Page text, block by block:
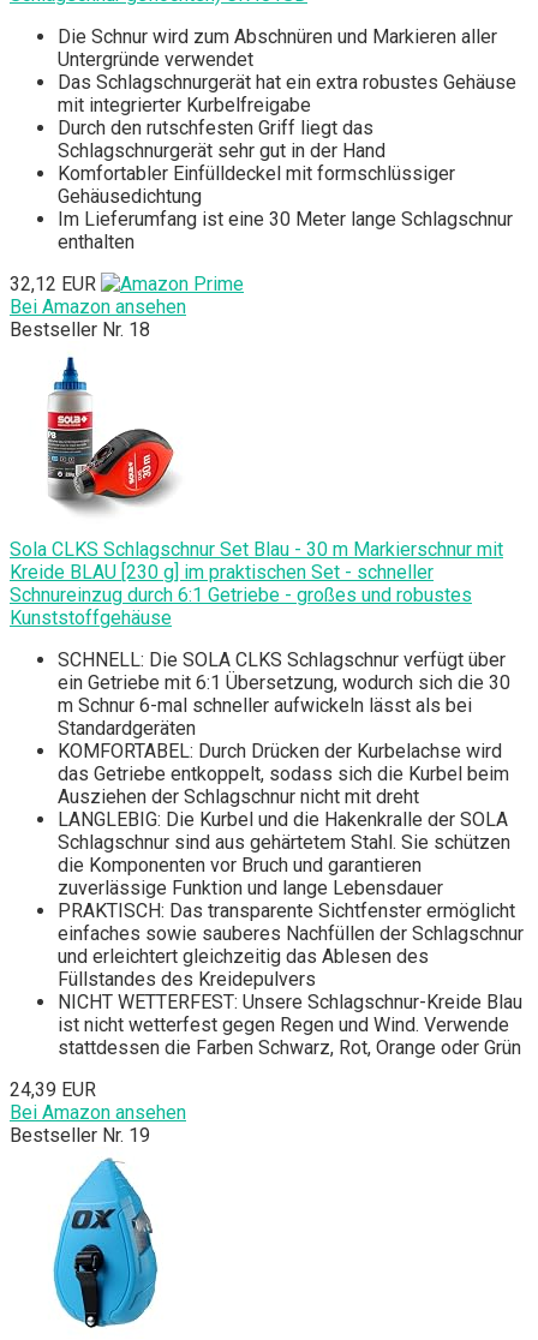
Die Schnur wird zum Abschnüren und Markieren aller
Untergründe verwendet
Das Schlagschnurgerät hat ein extra robustes Gehäuse
mit integrierter Kurbelfreigabe
Durch den rutschfesten Griff liegt das
Schlagschnurgerät sehr gut in der Hand
Komfortabler Einfülldeckel mit formschlüssiger
Gehäusedichtung
Im Lieferumfang ist eine 30 Meter lange Schlagschnur
enthalten
32,12 EUR
Bei Amazon ansehen
Bestseller Nr. 18
Sola CLKS Schlagschnur Set Blau - 30 m Markierschnur mit
Kreide BLAU [230 g] im praktischen Set - schneller
Schnureinzug durch 6:1 Getriebe - großes und robustes
Kunststoffgehäuse
SCHNELL: Die SOLA CLKS Schlagschnur verfügt über
ein Getriebe mit 6:1 Übersetzung, wodurch sich die 30
m Schnur 6-mal schneller aufwickeln lässt als bei
Standardgeräten
KOMFORTABEL: Durch Drücken der Kurbelachse wird
das Getriebe entkoppelt, sodass sich die Kurbel beim
Ausziehen der Schlagschnur nicht mit dreht
LANGLEBIG: Die Kurbel und die Hakenkralle der SOLA
Schlagschnur sind aus gehärtetem Stahl. Sie schützen
die Komponenten vor Bruch und garantieren
zuverlässige Funktion und lange Lebensdauer
PRAKTISCH: Das transparente Sichtfenster ermöglicht
einfaches sowie sauberes Nachfüllen der Schlagschnur
und erleichtert gleichzeitig das Ablesen des
Füllstandes des Kreidepulvers
NICHT WETTERFEST: Unsere Schlagschnur-Kreide Blau
ist nicht wetterfest gegen Regen und Wind. Verwende
stattdessen die Farben Schwarz, Rot, Orange oder Grün
24,39 EUR
Bei Amazon ansehen
Bestseller Nr. 19